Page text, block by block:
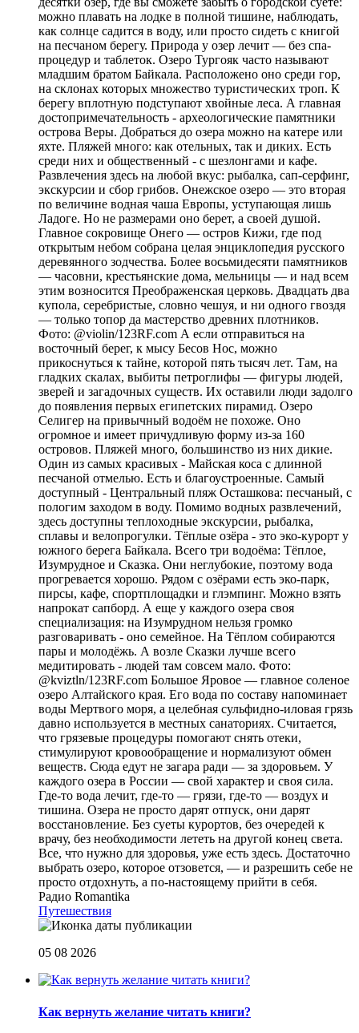
можно плавать на лодке в полной тишине, наблюдать,
как солнце садится в воду, или просто сидеть с книгой
на песчаном берегу. Природа у озер лечит — без спа-
процедур и таблеток. Озеро Тургояк часто называют
младшим братом Байкала. Расположено оно среди гор,
на склонах которых множество туристических троп. К
берегу вплотную подступают хвойные леса. А главная
достопримечательность - археологические памятники
острова Веры. Добраться до озера можно на катере или
яхте. Пляжей много: как отельных, так и диких. Есть
среди них и общественный - с шезлонгами и кафе.
Развлечения здесь на любой вкус: рыбалка, сап-серфинг,
экскурсии и сбор грибов. Онежское озеро — это вторая
по величине водная чаша Европы, уступающая лишь
Ладоге. Но не размерами оно берет, а своей душой.
Главное сокровище Онего — остров Кижи, где под
открытым небом собрана целая энциклопедия русского
деревянного зодчества. Более восьмидесяти памятников
— часовни, крестьянские дома, мельницы — и над всем
этим возносится Преображенская церковь. Двадцать два
купола, серебристые, словно чешуя, и ни одного гвоздя
— только топор да мастерство древних плотников.
Фото: @violin/123RF.com А если отправиться на
восточный берег, к мысу Бесов Нос, можно
прикоснуться к тайне, которой пять тысяч лет. Там, на
гладких скалах, выбиты петроглифы — фигуры людей,
зверей и загадочных существ. Их оставили люди задолго
до появления первых египетских пирамид. Озеро
Селигер на привычный водоём не похоже. Оно
огромное и имеет причудливую форму из-за 160
островов. Пляжей много, большинство из них дикие.
Один из самых красивых - Майская коса с длинной
песчаной отмелью. Есть и благоустроенные. Самый
доступный - Центральный пляж Осташкова: песчаный, с
пологим заходом в воду. Помимо водных развлечений,
здесь доступны теплоходные экскурсии, рыбалка,
сплавы и велопрогулки. Тёплые озёра - это эко-курорт у
южного берега Байкала. Всего три водоёма: Тёплое,
Изумрудное и Сказка. Они неглубокие, поэтому вода
прогревается хорошо. Рядом с озёрами есть эко-парк,
пирсы, кафе, спортплощадки и глэмпинг. Можно взять
напрокат сапборд. А еще у каждого озера своя
специализация: на Изумрудном нельзя громко
разговаривать - оно семейное. На Тёплом собираются
пары и молодёжь. А возле Сказки лучше всего
медитировать - людей там совсем мало. Фото:
@kviztln/123RF.com Большое Яровое — главное соленое
озеро Алтайского края. Его вода по составу напоминает
воды Мертвого моря, а целебная сульфидно-иловая грязь
давно используется в местных санаториях. Считается,
что грязевые процедуры помогают снять отеки,
стимулируют кровообращение и нормализуют обмен
веществ. Сюда едут не загара ради — за здоровьем. У
каждого озера в России — свой характер и своя сила.
Где-то вода лечит, где-то — грязи, где-то — воздух и
тишина. Озера не просто дарят отпуск, они дарят
восстановление. Без суеты курортов, без очередей к
врачу, без необходимости лететь на другой конец света.
Все, что нужно для здоровья, уже есть здесь. Достаточно
выбрать озеро, которое отзовется, — и разрешить себе не
просто отдохнуть, а по-настоящему прийти в себя.
Радио Romantika
Путешествия
05 08 2026
Как вернуть желание читать книги?